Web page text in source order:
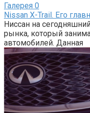
Галерея 0
Nissan X-Trail. Его
Ниссан на
рынка, который
автомобилей. Данная